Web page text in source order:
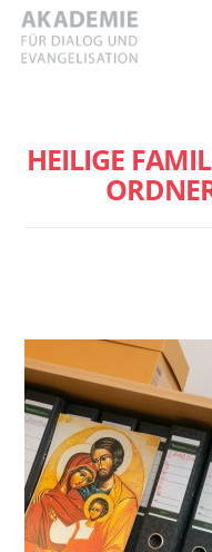
Skip
content
HEILIGE